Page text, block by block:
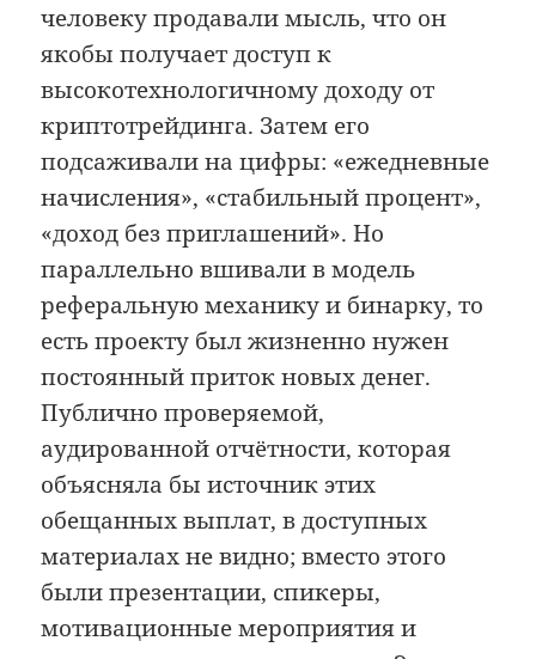
человеку продавали мысль, что он
якобы получает доступ к
высокотехнологичному доходу от
криптотрейдинга. Затем его
подсаживали на цифры: «ежедневные
начисления», «стабильный процент»,
«доход без приглашений». Но
параллельно вшивали в модель
реферальную механику и бинарку, то
есть проекту был жизненно нужен
постоянный приток новых денег.
Публично проверяемой,
аудированной отчётности, которая
объясняла бы источник этих
обещанных выплат, в доступных
материалах не видно; вместо этого
были презентации, спикеры,
мотивационные мероприятия и